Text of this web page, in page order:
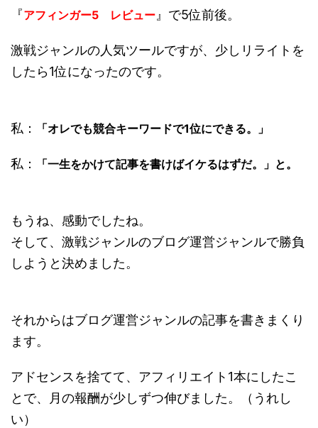
『アフィンガー5 レビュー 』で5位前後。
激戦ジャンルの人気ツールですが、少しリライトを
したら1位になったのです。
私： 「オレでも競合キーワードで1位にできる。」
私： 「一生をかけて記事を書けばイケるはずだ。」と。
もうね、感動でしたね。
そして、激戦ジャンルのブログ運営ジャンルで勝負
しようと決めました。
それからはブログ運営ジャンルの記事を書きまくり
ます。
アドセンスを捨てて、アフィリエイト1本にしたこ
とで、月の報酬が少しずつ伸びました。（うれし
い）